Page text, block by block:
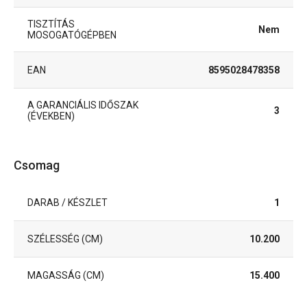
TISZTÍTÁS
MOSOGATÓGÉPBEN
Nem
EAN 8595028478358
A GARANCIÁLIS IDŐSZAK
(ÉVEKBEN)
3
Csomag
DARAB / KÉSZLET 1
SZÉLESSÉG (CM) 10.200
MAGASSÁG (CM) 15.400